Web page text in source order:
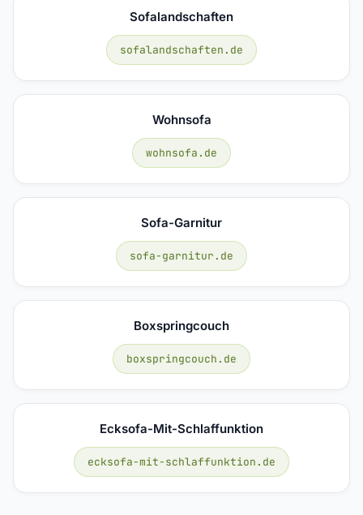
Sofalandschaften
sofalandschaften.de
Wohnsofa
wohnsofa.de
Sofa-Garnitur
sofa-garnitur.de
Boxspringcouch
boxspringcouch.de
Ecksofa-Mit-Schlaffunktion
ecksofa-mit-schlaffunktion.de